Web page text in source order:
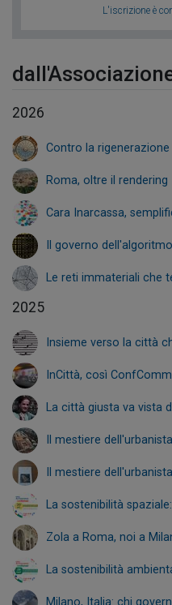
L'iscrizione è
2026
Contro la rigenerazione
Roma, oltre il rendering
Cara Inarcassa,
Il governo
Le reti immateriali che
2025
Insieme verso la città
InCittà, così
La città giusta va vista
Il mestiere
Il mestiere
La sostenibilità
Zola a Roma, noi a
La sostenibilità